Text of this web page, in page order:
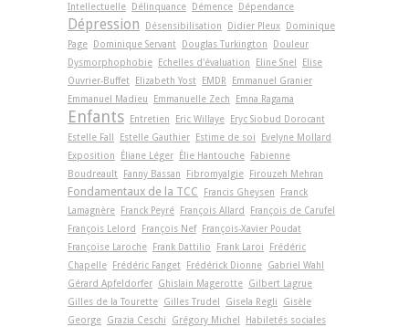
Intellectuelle
Délinquance Démence Dépendance
Dépression Désensibilisation Didier Pleux
Dominique
Page
Dominique Servant Douglas Turkington
Douleur
Dysmorphophobie
Echelles d'évaluation Eline Snel
Elise
Ouvrier-Buffet
Elizabeth Yost EMDR
Emmanuel Granier
Emmanuel Madieu
Emmanuelle Zech Emna Ragama
Enfants Entretien Eric Willaye
Eryc Siobud Dorocant
Estelle Fall
Estelle Gauthier Estime de soi
Evelyne Mollard
Exposition
Éliane Léger Élie Hantouche
Fabienne
Boudreault
Fanny Bassan Fibromyalgie Firouzeh Mehran
Fondamentaux de la TCC Francis Gheysen
Franck
Lamagnère
Franck Peyré François Allard
François de Carufel
François Lelord
François Nef
François-Xavier Poudat
Françoise Laroche
Frank Dattilio Frank Laroi
Frédéric
Chapelle
Frédéric Fanget Frédérick Dionne Gabriel Wahl
Gérard Apfeldorfer Ghislain Magerotte Gilbert Lagrue
Gilles de la Tourette Gilles Trudel Gisela Regli
Gisèle
George Grazia Ceschi Grégory Michel
Habiletés sociales